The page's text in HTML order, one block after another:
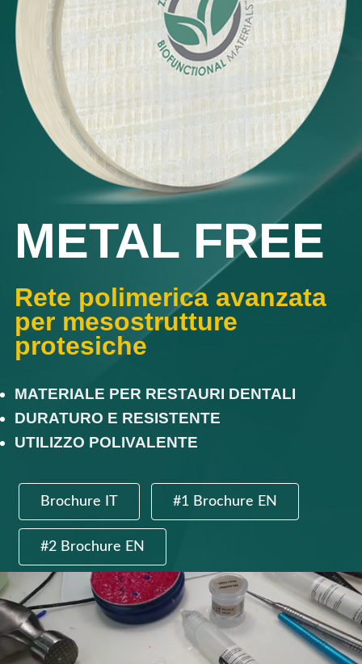
METAL FREE
Rete polimerica avanzata
per mesostrutture
protesiche
MATERIALE PER RESTAURI DENTALI
DURATURO E RESISTENTE
UTILIZZO POLIVALENTE
Brochure IT #1 Brochure EN
#2 Brochure EN